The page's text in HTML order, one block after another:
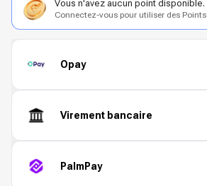
Vous n'avez aucun point disponible.
Connectez-vous pour utiliser des Points
Opay
Virement bancaire
PalmPay